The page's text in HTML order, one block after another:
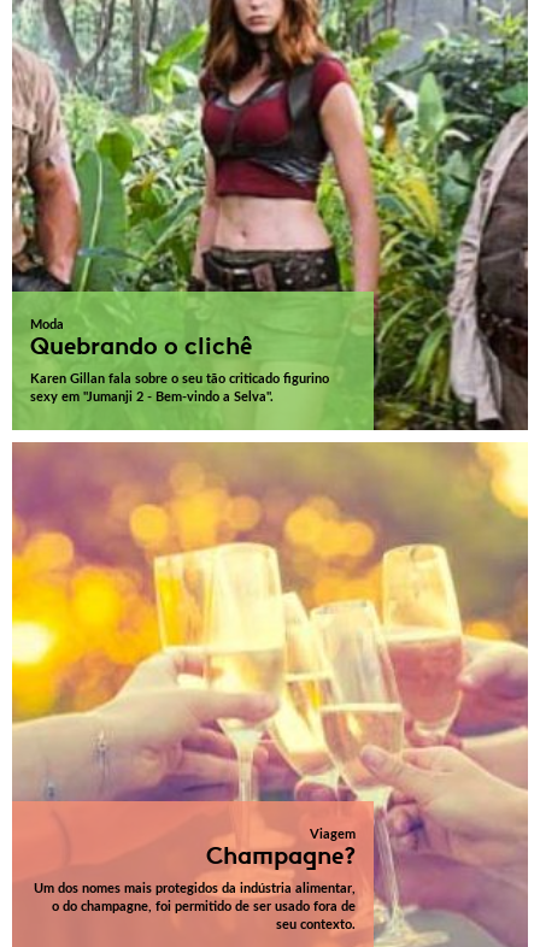
Moda
Quebrando o clichê
Karen Gillan fala sobre o seu tão criticado figurino
sexy em "Jumanji 2 - Bem-vindo a Selva".
Viagem
Champagne?
Um dos nomes mais protegidos da indústria alimentar,
o do champagne, foi permitido de ser usado fora de
seu contexto.